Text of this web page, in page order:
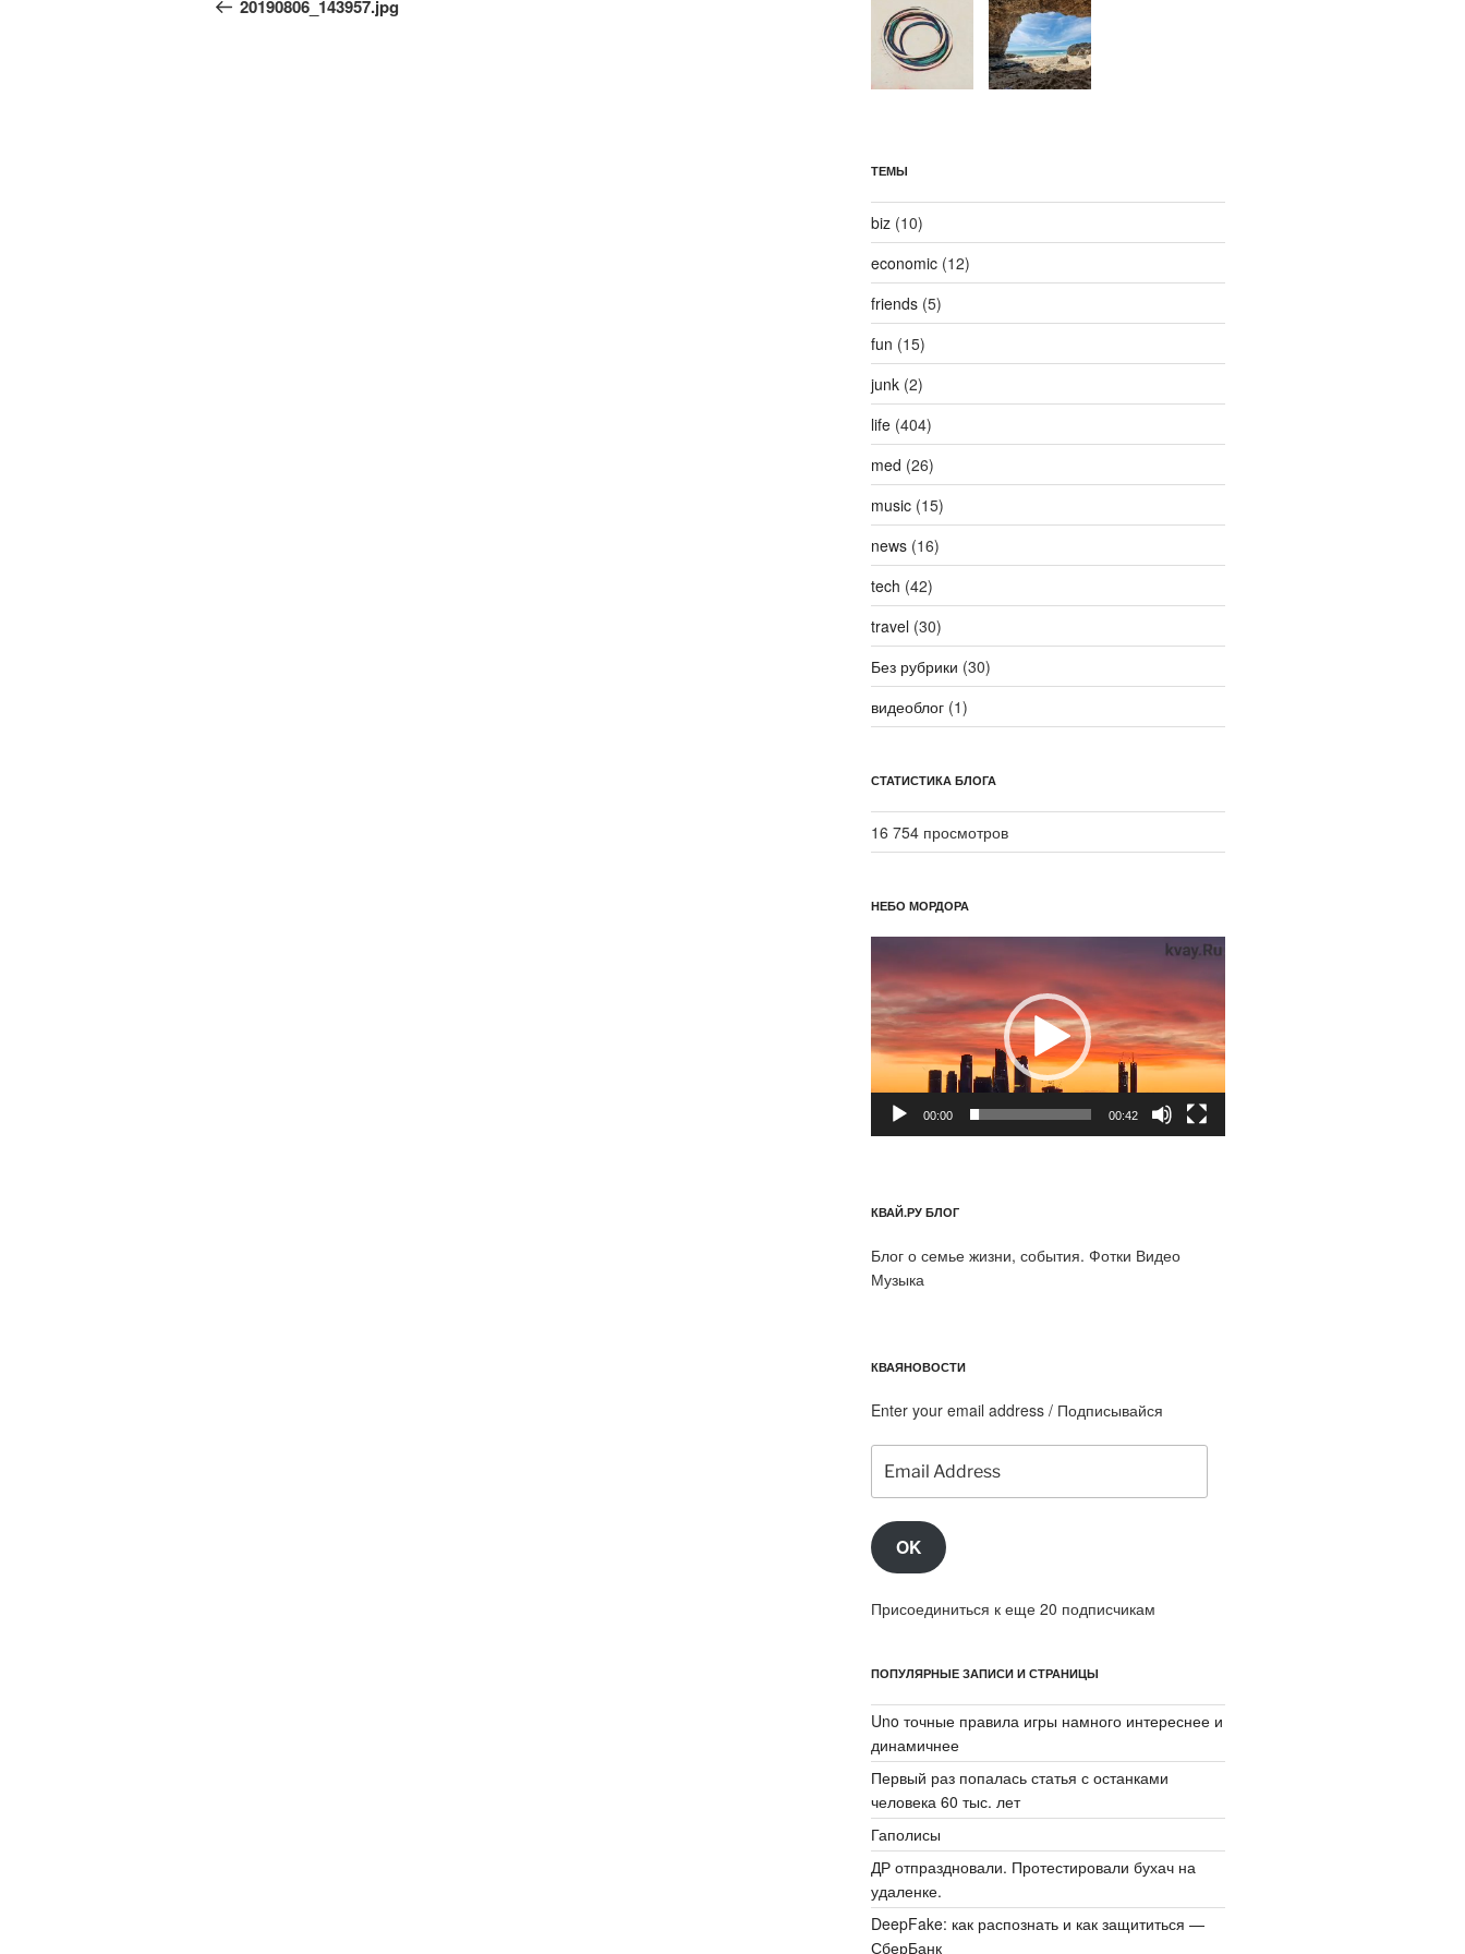
записям
20190806_143957.jpg
ТЕМЫ
biz(10)
economic(12)
friends(5)
fun (15)
junk(2)
life(404)
med (26)
music(15)
news(16)
tech (42)
travel(30)
Без рубрики (30)
видеоблог(1)
СТАТИСТИКА БЛОГА
16 754 просмотров
НЕБО МОРДОРА
00:00 00:42
КВАЙ.РУ БЛОГ
Блог о семье жизни, события. Фотки Видео
Музыка
КВАЯНОВОСТИ
Enter your email address / Подписывайся
Address
OK
Присоединиться к еще 20 подписчикам
ПОПУЛЯРНЫЕ ЗАПИСИ И СТРАНИЦЫ
Uno точные правила игры намного интереснее и
динамичнее
Первый раз попалась статья с останками
человека 60 тыс. лет
Гаполисы
ДР отпраздновали. Протестировали бухач на
удаленке.
DeepFake: как распознать и как защититься —
СберБанк